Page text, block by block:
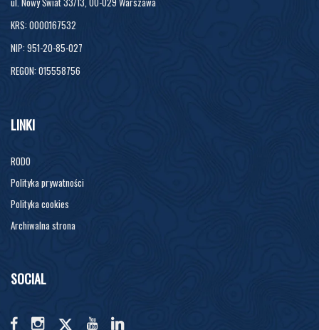
KRS: 0000167532
NIP: 951-20-85-027
REGON: 015558756
LINKI
RODO
Polityka prywatności
Polityka cookies
Archiwalna strona
SOCIAL